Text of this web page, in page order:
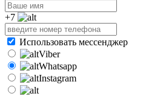
+7
Использовать мессенджер
Viber
Whatsapp
Instagram